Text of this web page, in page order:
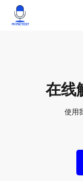
在线
使用